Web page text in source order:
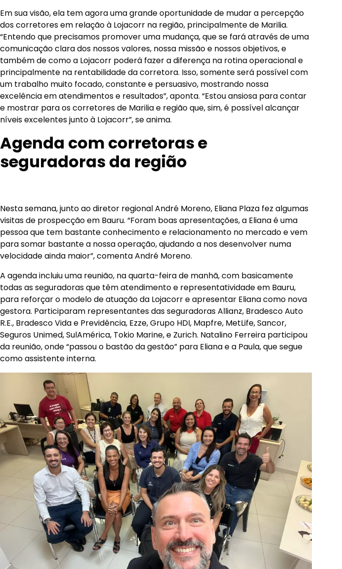
Em sua visão, ela tem agora uma grande oportunidade de mudar a percepção
dos corretores em relação à Lojacorr na região, principalmente de Marilia.
“Entendo que precisamos promover uma mudança, que se fará através de uma
comunicação clara dos nossos valores, nossa missão e nossos objetivos, e
também de como a Lojacorr poderá fazer a diferença na rotina operacional e
principalmente na rentabilidade da corretora. Isso, somente será possível com
um trabalho muito focado, constante e persuasivo, mostrando nossa
excelência em atendimentos e resultados”, aponta. “Estou ansiosa para contar
e mostrar para os corretores de Marilia e região que, sim, é possível alcançar
níveis excelentes junto à Lojacorr”, se anima.
Agenda com corretoras e
seguradoras da região
Nesta semana, junto ao diretor regional André Moreno, Eliana Plaza fez algumas
visitas de prospecção em Bauru. “Foram boas apresentações, a Eliana é uma
pessoa que tem bastante conhecimento e relacionamento no mercado e vem
para somar bastante a nossa operação, ajudando a nos desenvolver numa
velocidade ainda maior”, comenta André Moreno.
A agenda incluiu uma reunião, na quarta-feira de manhã, com basicamente
todas as seguradoras que têm atendimento e representatividade em Bauru,
para reforçar o modelo de atuação da Lojacorr e apresentar Eliana como nova
gestora. Participaram representantes das seguradoras Allianz, Bradesco Auto
R.E., Bradesco Vida e Previdência, Ezze, Grupo HDI, Mapfre, MetLife, Sancor,
Seguros Unimed, SulAmérica, Tokio Marine, e Zurich. Natalino Ferreira participou
da reunião, onde “passou o bastão da gestão” para Eliana e a Paula, que segue
como assistente interna.